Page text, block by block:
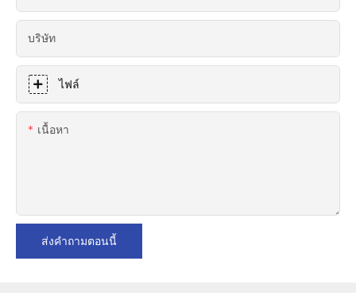
บริษัท
ไฟล์
เนื้อหา
ส่งคำถามตอนนี้